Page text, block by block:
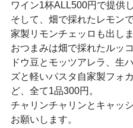
ワイン1杯ALL500円で提供し
そして、畑で採れたレモン
家製リモンチェッロも出しま
おつまみは畑で採れたルッ
ドウ豆とモッツアレラ、生
ズと軽いパスタ自家製フォ
ど、全て1品300円。
チャリンチャリンとキャッ
お願いします。